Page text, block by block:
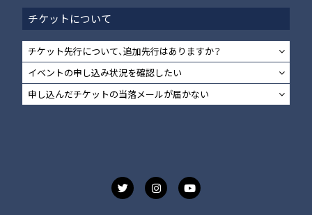
チケットについて
チケット先行について、追加先行はありますか？
イベントの申し込み状況を確認したい
申し込んだチケットの当落メールが届かない